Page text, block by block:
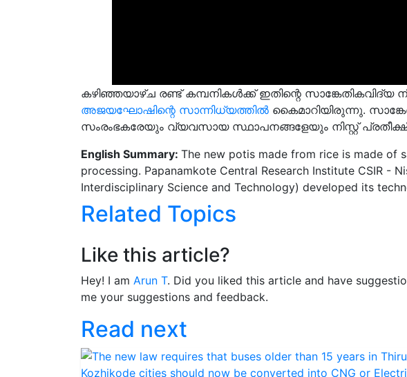
കഴിഞ്ഞയാഴ്ച രണ്ട് കമ്പനികൾക്ക് ഇതിന്റെ സാങ്കേതികവിദ്യ
അജയഘോഷിന്റെ സാന്നിധ്യത്തിൽ കൈമാറിയിരുന്നു.
സംരംഭകരേയും വ്യവസായ സ്ഥാപനങ്ങളേയും നിസ്റ്റ്
English Summary: The new potis made from rice is made of
processing. Papanamkote Central Research Institute CSIR -
Interdisciplinary Science and Technology) developed its
Related Topics
Like this article?
Hey! I am Arun T. Did you liked this article and have
me your suggestions and feedback.
Read next